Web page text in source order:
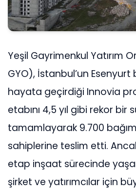
Yeşil Gayrimenkul Yatırım
GYO), İstanbul’un
hayata geçirdiği Innovia
etabını 4,5 yıl gibi rekor bir
tamamlayarak 9.700
sahiplerine teslim etti.
etap inşaat sürecinde
şirket ve yatırımcılar için